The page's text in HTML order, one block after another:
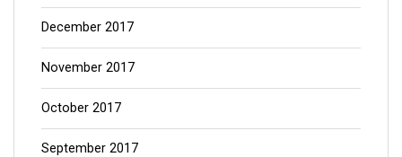
December 2017
November 2017
October 2017
September 2017